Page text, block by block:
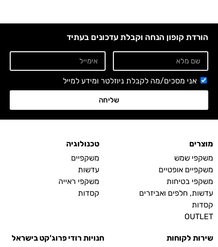
הורדת קופון הנחה וקבלת עדכונים בעתיד
אני מסכים/מה לקבלת ניוזלטר ומידע למייל
שליחה
מוצרים
משקפי שמש
משקפיים אופטיים
משקפי בטיחות
עדשות, חלפים ואביזרים
קסדות
OUTLET
טכנולוגיה
משקפיים
עדשות
משקפי ראייה
קסדות
שירות לקוחות
חנויות רודי פרוג'קט בישראל